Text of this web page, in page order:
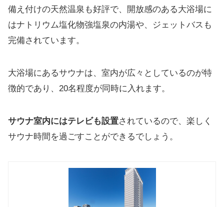
備え付けの天然温泉も好評で、開放感のある大浴場に
はナトリウム塩化物強塩泉の内湯や、ジェットバスも
完備されています。
大浴場にあるサウナは、室内が広々としているのが特
徴的であり、20名程度が同時に入れます。
サウナ室内にはテレビも設置されているので、楽しく
サウナ時間を過ごすことができるでしょう。